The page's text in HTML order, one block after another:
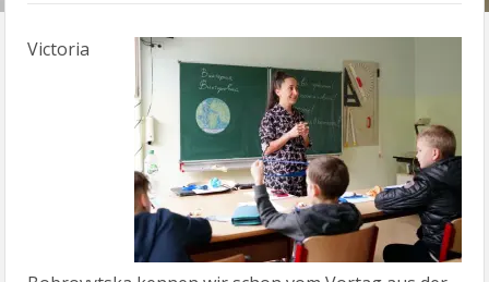
Victoria